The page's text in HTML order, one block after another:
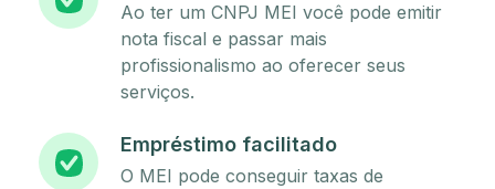
Ao ter um CNPJ MEI você pode emitir
nota fiscal e passar mais
profissionalismo ao oferecer seus
serviços.
Empréstimo facilitado
O MEI pode conseguir taxas de